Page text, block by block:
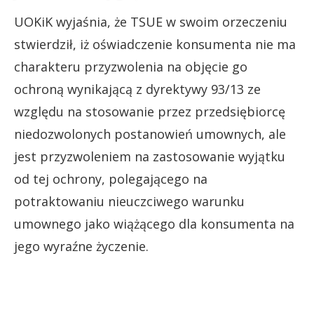
UOKiK wyjaśnia, że TSUE w swoim orzeczeniu
stwierdził, iż oświadczenie konsumenta nie ma
charakteru przyzwolenia na objęcie go
ochroną wynikającą z dyrektywy 93/13 ze
względu na stosowanie przez przedsiębiorcę
niedozwolonych postanowień umownych, ale
jest przyzwoleniem na zastosowanie wyjątku
od tej ochrony, polegającego na
potraktowaniu nieuczciwego warunku
umownego jako wiążącego dla konsumenta na
jego wyraźne życzenie.